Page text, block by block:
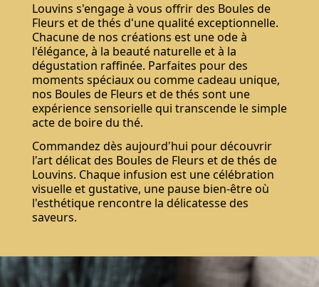
Louvins s'engage à vous offrir des Boules de
Fleurs et de thés d'une qualité exceptionnelle.
Chacune de nos créations est une ode à
l'élégance, à la beauté naturelle et à la
dégustation raffinée. Parfaites pour des
moments spéciaux ou comme cadeau unique,
nos Boules de Fleurs et de thés sont une
expérience sensorielle qui transcende le simple
acte de boire du thé.
Commandez dès aujourd'hui pour découvrir
l'art délicat des Boules de Fleurs et de thés de
Louvins. Chaque infusion est une célébration
visuelle et gustative, une pause bien-être où
l'esthétique rencontre la délicatesse des
saveurs.